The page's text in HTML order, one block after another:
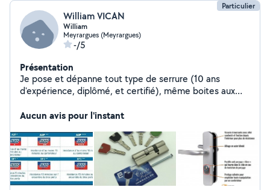
Particulier
William VICAN
William
Meyrargues (Meyrargues)
-/5
Présentation
Je pose et dépanne tout type de serrure (10 ans
d'expérience, diplômé, et certifié), même boites aux
portes, pose de verrou, de judas, ferme porte, anti-
également les volets roulants. Je remplace tous vos
vitrages.
Aucun avis pour l'instant